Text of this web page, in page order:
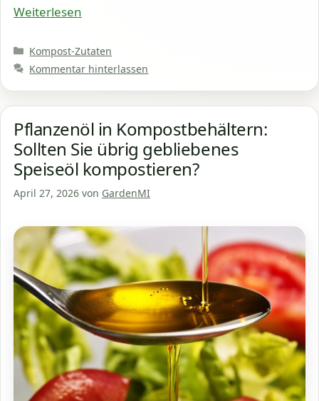
Weiterlesen
Kategorien
Kompost-Zutaten
Kommentar hinterlassen
Pflanzenöl in Kompostbehältern:
Sollten Sie übrig gebliebenes
Speiseöl kompostieren?
April 27, 2026 von GardenMI